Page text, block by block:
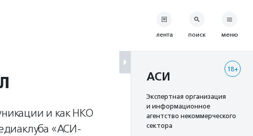
и как НКО
«АСИ-
лента поиск меню
18+
АСИ
Экспертная организация
и информационное
агентство некоммерческого
сектора